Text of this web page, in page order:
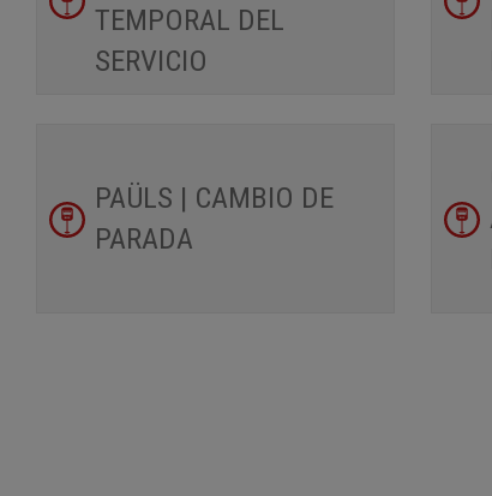
TEMPORAL DEL
SERVICIO
PAÜLS | CAMBIO DE
PARADA